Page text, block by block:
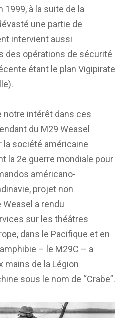
1999, à la suite de la
une partie de
intervient aussi
des opérations de sécurité
étant le plan Vigipirate
notre intérêt dans ces
du M29 Weasel
la société américaine
la 2e guerre mondiale pour
américano-
projet non
a rendu
sur les théâtres
dans le Pacifique et en
– le M29C – a
mains de la Légion
sous le nom de “Crabe”.